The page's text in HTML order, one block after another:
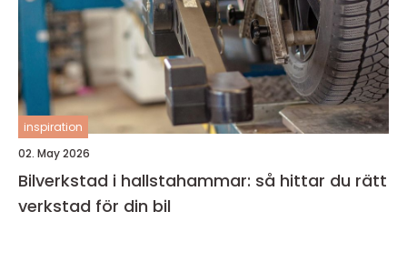
inspiration
02. May 2026
Bilverkstad i hallstahammar: så hittar du rätt
verkstad för din bil